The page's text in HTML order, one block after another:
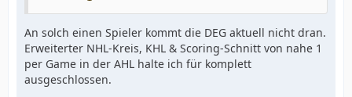
An solch einen Spieler kommt die DEG aktuell nicht dran.
Erweiterter NHL-Kreis, KHL & Scoring-Schnitt von nahe 1
per Game in der AHL halte ich für komplett
ausgeschlossen.